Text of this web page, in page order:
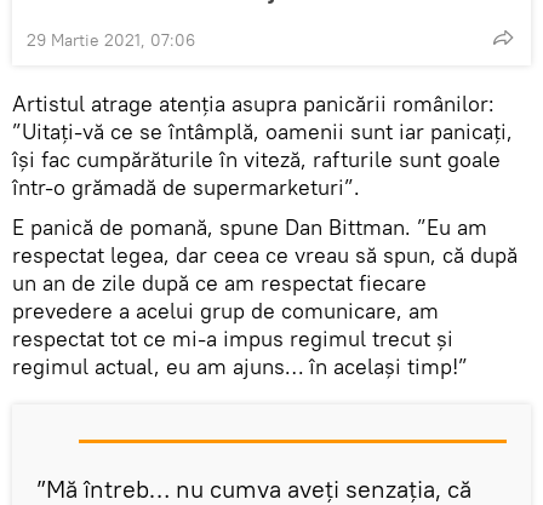
29 Martie 2021, 07:06
Artistul atrage atenția asupra panicării românilor:
”Uitaţi-vă ce se întâmplă, oamenii sunt iar panicaţi,
îşi fac cumpărăturile în viteză, rafturile sunt goale
într-o grămadă de supermarketuri”.
E panică de pomană, spune Dan Bittman. ”Eu am
respectat legea, dar ceea ce vreau să spun, că după
un an de zile după ce am respectat fiecare
prevedere a acelui grup de comunicare, am
respectat tot ce mi-a impus regimul trecut și
regimul actual, eu am ajuns… în același timp!”
”Mă întreb… nu cumva aveți senzația, că